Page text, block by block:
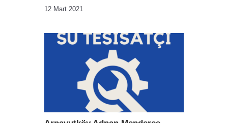
12 Mart 2021